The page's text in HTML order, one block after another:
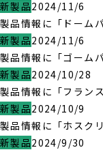
新製品2024/11/6
製品情報に「ドーム
新製品2024/11/6
製品情報に「ゴーム
新製品2024/10/28
製品情報に「フラン
新製品2024/10/9
製品情報に「ホスク
新製品2024/9/30